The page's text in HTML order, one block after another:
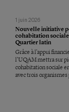
1 juin 2026
Nouvelle initiative
cohabitation
Quartier latin
Grâce à l’appui
l’UQAM mettra sur
cohabitation sociale
avec trois organismes